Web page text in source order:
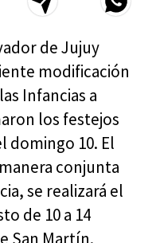
de Jujuy
modificación
Infancias a
los festejos
domingo 10. El
conjunta
se realizará el
de 10 a 14
San Martín.